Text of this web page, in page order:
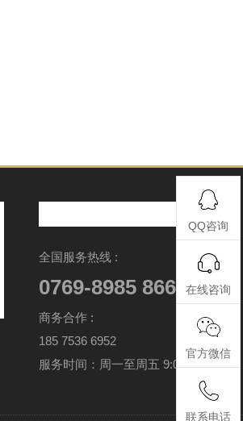
全国服务热线 :
0769-8985 8666
商务合作 :
185 7536 6952
服务时间：周一至周五 9:00-17:30
QQ咨询
在线咨询
官方微信
联系电话